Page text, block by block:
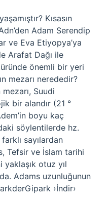
Kısasın
Adam Serendip
ve Eva Etiyopya’ya
Arafat Dağı ile
önemli bir yeri
mezarı nerededir?
mezarı, Suudi
bir alandır (21 °
boyu kaç
söylentilerde hz.
sayılardan
Tefsir ve İslam tarihi
yaklaşık otuz yıl
Adams uzunluğunun
›İndir›